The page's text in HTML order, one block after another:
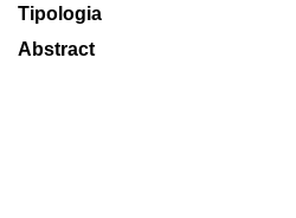
Tipologia
Abstract